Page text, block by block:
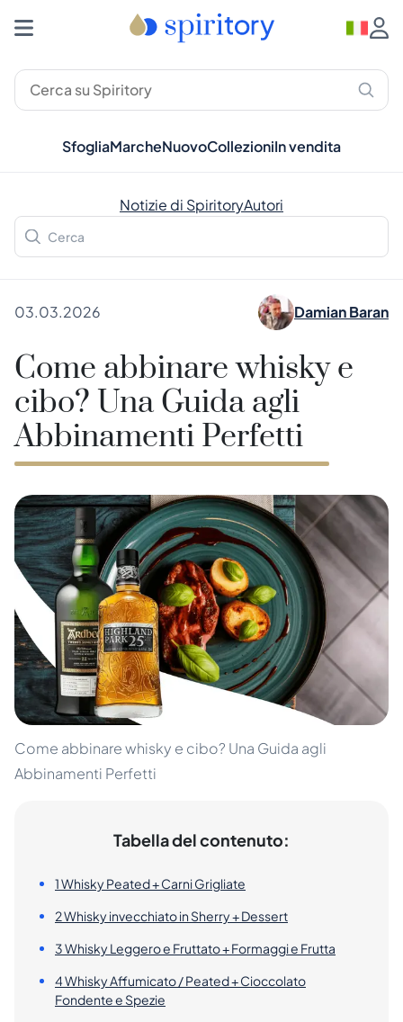
SfogliaMarcheNuovoCollezioniIn vendita
Notizie di SpiritoryAutori
03.03.2026 Damian Baran
Come abbinare whisky e
cibo? Una Guida agli
Abbinamenti Perfetti
Come abbinare whisky e cibo? Una Guida agli
Abbinamenti Perfetti
Tabella del contenuto:
1 Whisky Peated + Carni Grigliate
2 Whisky invecchiato in Sherry + Dessert
3 Whisky Leggero e Fruttato + Formaggi e Frutta
4 Whisky Affumicato / Peated + Cioccolato
Fondente e Spezie